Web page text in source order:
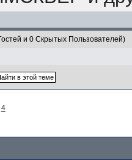
и 0 Скрытых Пользователей)
4